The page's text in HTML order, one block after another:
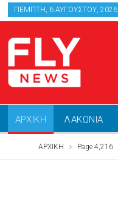
ΠΈΜΠΤΗ, 6 ΑΥΓΟΎΣΤΟΥ, 2026
ΑΡΧΙΚΗ ΛΑΚΩΝΙΑ
ΑΡΧΙΚΗ Page 4,216